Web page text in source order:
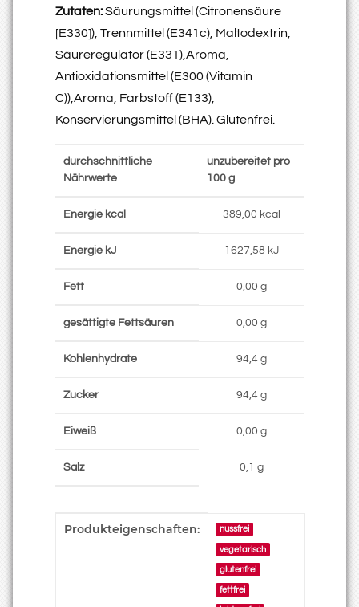
Zutaten:Säurungsmittel (Citronensäure
[E330]), Trennmittel (E341c), Maltodextrin,
Säureregulator (E331),Aroma,
Antioxidationsmittel (E300 (Vitamin
C)),Aroma, Farbstoff (E133),
Konservierungsmittel (BHA). Glutenfrei.
durchschnittliche
Nährwerte
unzubereitet pro
100 g
Energie kcal 389,00 kcal
Energie kJ 1627,58 kJ
Fett 0,00 g
gesättigte Fettsäuren 0,00 g
Kohlenhydrate 94,4 g
Zucker 94,4 g
Eiweiß 0,00 g
Salz 0,1 g
Produkteigenschaft
Wert
Produkteigenschaften: nussfrei
vegetarisch
glutenfrei
fettfrei